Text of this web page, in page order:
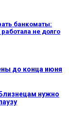
банкоматы:
не долго
до конца июня
нужно